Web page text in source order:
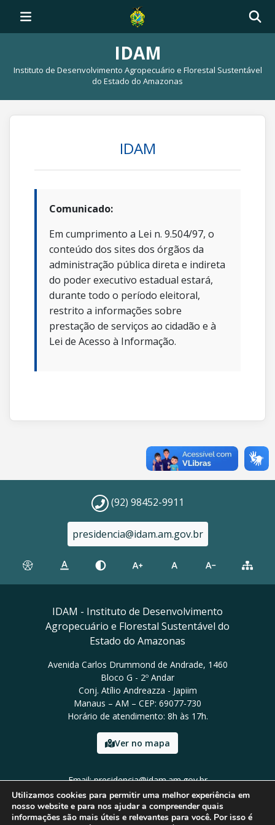
IDAM
Instituto de Desenvolvimento Agropecuário e Florestal Sustentável
do Estado do Amazonas
IDAM
Comunicado:
Em cumprimento a Lei n. 9.504/97, o
conteúdo dos sites dos órgãos da
administração pública direta e indireta
do poder executivo estadual estará,
durante todo o período eleitoral,
restrito a informações sobre
prestação de serviços ao cidadão e à
Lei de Acesso à Informação.
(92) 98452-9911
presidencia@idam.am.gov.br
IDAM - Instituto de Desenvolvimento
Agropecuário e Florestal Sustentável do
Estado do Amazonas
Avenida Carlos Drummond de Andrade, 1460
Bloco G - 2º Andar
Conj. Atílio Andreazza - Japiim
Manaus – AM – CEP: 69077-730
Horário de atendimento: 8h às 17h.
Ver no mapa
Email: presidencia@idam.am.gov.br
Tel: (92) 98452-9911
Utilizamos cookies para permitir uma melhor experiência em
nosso website e para nos ajudar a compreender quais
informações são mais úteis e relevantes para você. Por isso é